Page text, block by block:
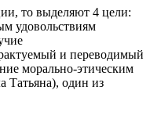
то выделяют 4 цели:
удовольствиям
и переводимый
морально-этическим
Татьяна), один из